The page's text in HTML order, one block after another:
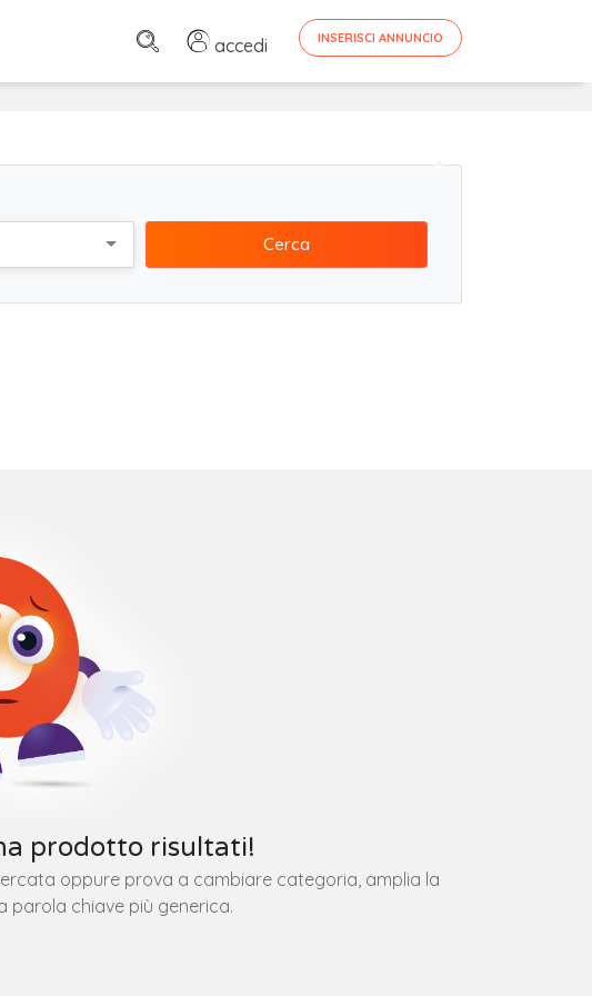
accedi INSERISCI ANNUNCIO
Cerca
prodotto risultati!
oppure prova a cambiare categoria, amplia la
parola chiave più generica.